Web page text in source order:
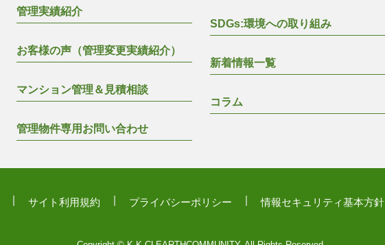
管理実績紹介
お客様の声（管理変更実績紹介）
マンション管理＆見積相談
管理物件専用お問い合わせ
SDGs:環境への取り組み
新着情報一覧
コラム
サイト利用規約 プライバシーポリシー 情報セキュリティ基本方針